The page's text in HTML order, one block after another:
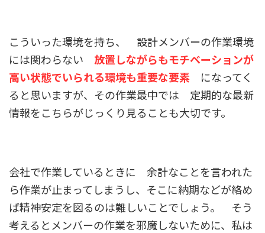
こういった環境を持ち、 設計メンバーの作業環境
には関わらない 放置しながらもモチベーションが
高い状態でいられる環境も重要な要素 になってく
ると思いますが、その作業最中では 定期的な最新
情報をこちらがじっくり見ることも大切です。
会社で作業しているときに 余計なことを言われた
ら作業が止まってしまうし、そこに納期などが絡め
ば精神安定を図るのは難しいことでしょう。 そう
考えるとメンバーの作業を邪魔しないために、私は